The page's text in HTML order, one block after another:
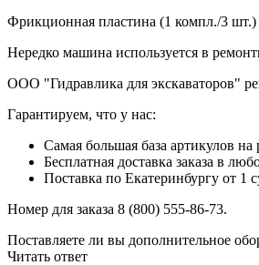
Фрикционная пластина (1 компл./3
Нередко машина используется в
ООО "Гидравлика для экскаваторов"
Гарантируем, что у нас:
Самая большая база артикулов
Бесплатная доставка заказа в
Поставка по Екатеринбургу от 1
Номер для заказа 8 (800) 555-86-73.
Поставляете ли вы дополнительное
Читать ответ